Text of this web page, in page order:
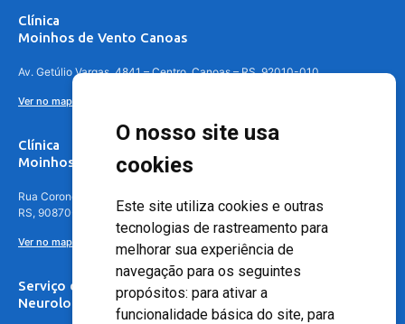
O nosso site usa
cookies
Este site utiliza cookies e outras
tecnologias de rastreamento para
melhorar sua experiência de
navegação para os seguintes
propósitos: para ativar a
funcionalidade básica do site, para
Clínica
Moinhos de Vento Canoas
Av. Getúlio Vargas, 4841 – Centro, Canoas – RS, 92010-010
Ver no mapa
Clínica
Moinhos de Vento - Teresópolis
Rua Coronel Aparício Borges, 250 - 3º andar - Teresópolis, Porto Alegre -
RS, 90870-016
Ver no mapa
Serviço de
Neurologia